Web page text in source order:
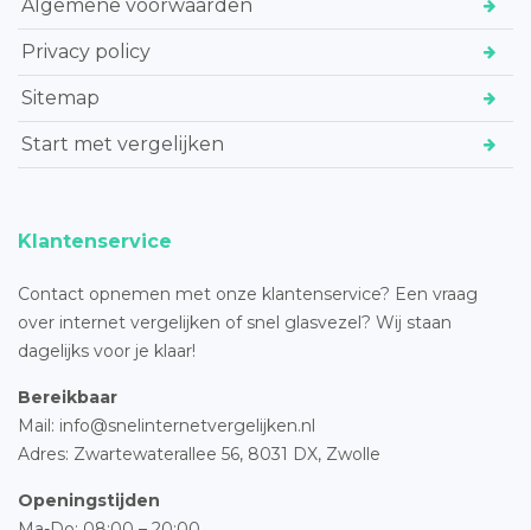
Algemene voorwaarden
Privacy policy
Sitemap
Start met vergelijken
Klantenservice
Contact opnemen met onze klantenservice? Een vraag
over internet vergelijken of snel glasvezel? Wij staan
dagelijks voor je klaar!
Bereikbaar
Mail: info@snelinternetvergelijken.nl
Adres: Zwartewaterallee 56, 8031 DX, Zwolle
Openingstijden